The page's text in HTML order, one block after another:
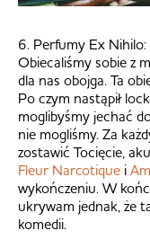
6. Perfumy Ex
Obiecaliśmy sobie z
dla nas obojga. Ta
Po czym nastąpił
moglibyśmy jechać
nie mogliśmy. Za
zostawić Tocięcie,
Fleur Narcotique i
wykończeniu. W
ukrywam jednak, że
komedii.